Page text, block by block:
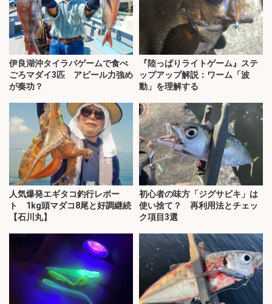
伊良湖沖タイラバゲームで食べ
ごろマダイ3匹 アピール力強め
が奏功？
『陸っぱりライトゲーム』ステ
ップアップ解説：ワーム「波
動」を理解する
人気爆発エギタコ釣行レポー
ト 1kg頭マダコ8尾と好調継続
【石川丸】
初心者の味方「ジグサビキ」は
使い捨て？ 再利用法とチェッ
ク項目3選